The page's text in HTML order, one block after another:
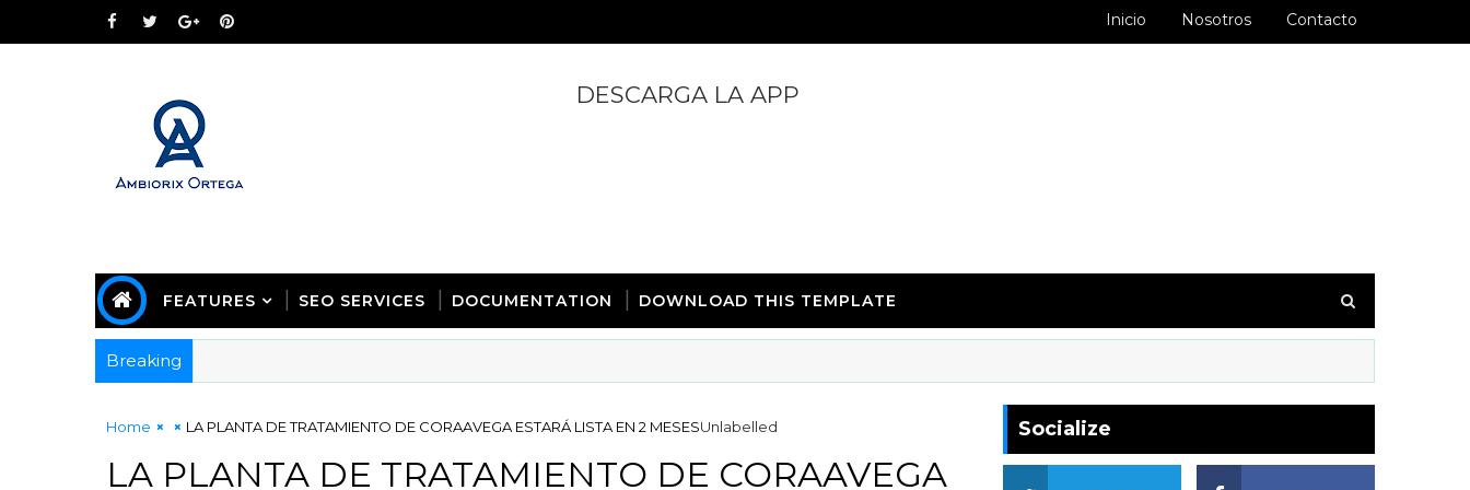
Inicio Nosotros Contacto
DESCARGA LA APP
FEATURES SEO SERVICES DOCUMENTATION DOWNLOAD THIS TEMPLATE
Breaking
Home Unlabelled
LA PLANTA DE TRATAMIENTO DE CORAAVEGA ESTARÁ LISTA EN 2 MESES
LA PLANTA DE TRATAMIENTO DE CORAAVEGA
Socialize